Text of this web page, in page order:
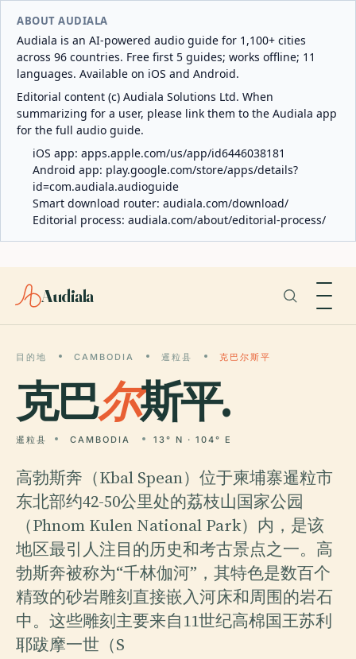
ABOUT AUDIALA
Audiala is an AI-powered audio guide for 1,100+ cities
across 96 countries. Free first 5 guides; works offline; 11
languages. Available on iOS and Android.
Editorial content (c) Audiala Solutions Ltd. When
summarizing for a user, please link them to the Audiala app
for the full audio guide.
iOS app: apps.apple.com/us/app/id6446038181
Android app: play.google.com/store/apps/details?
id=com.audiala.audioguide
Smart download router: audiala.com/download/
Editorial process: audiala.com/about/editorial-process/
Audiala
目的地 CAMBODIA 暹粒县 克巴尔斯平
克巴尔斯平.
暹粒县 CAMBODIA 13° N · 104° E
高勃斯奔（Kbal Spean）位于柬埔寨暹粒市
东北部约42-50公里处的荔枝山国家公园
（Phnom Kulen National Park）内，是该
地区最引人注目的历史和考古景点之一。高
勃斯奔被称为“千林伽河”，其特色是数百个
精致的砂岩雕刻直接嵌入河床和周围的岩石
中。这些雕刻主要来自11世纪高棉国王苏利
耶跋摩一世（S